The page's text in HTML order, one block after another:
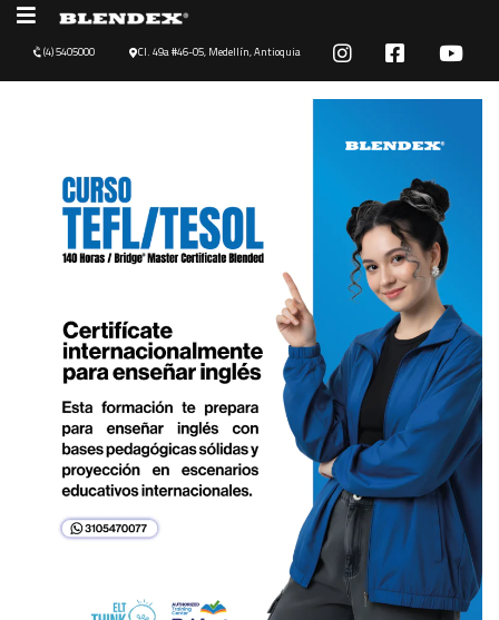
(4) 5405000 Cl. 49a #46-05, Medellín, Antioquia